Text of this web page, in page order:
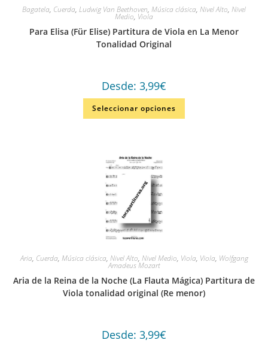
Bagatela, Cuerda, Ludwig Van Beethoven, Música clásica, Nivel Alto, Nivel
Medio, Viola
Para Elisa (Für Elise) Partitura de Viola en La Menor
Tonalidad Original
Desde: 3,99€
Seleccionar opciones
Aria, Cuerda, Música clásica, Nivel Alto, Nivel Medio, Viola, Viola, Wolfgang
Amadeus Mozart
Aria de la Reina de la Noche (La Flauta Mágica) Partitura de
Viola tonalidad original (Re menor)
Desde: 3,99€